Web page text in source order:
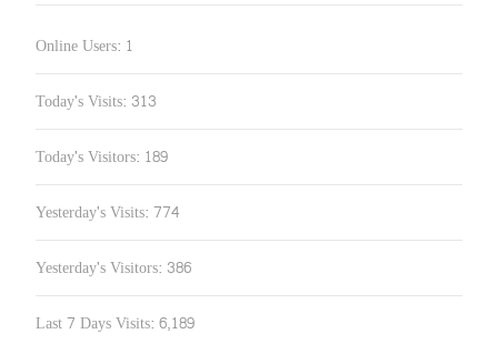
Online Users: 1
Today's Visits: 313
Today's Visitors: 189
Yesterday's Visits: 774
Yesterday's Visitors: 386
Last 7 Days Visits: 6,189